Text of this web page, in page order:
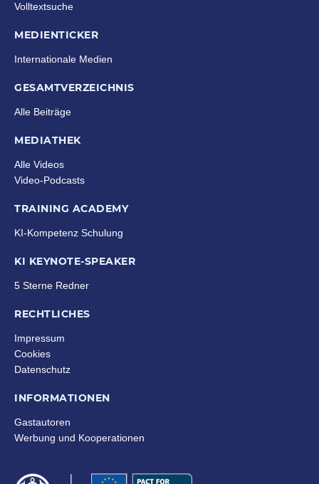
Volltextsuche
MEDIENTICKER
Internationale Medien
GESAMTVERZEICHNIS
Alle Beiträge
MEDIATHEK
Alle Videos
Video-Podcasts
TRAINING ACADEMY
KI-Kompetenz Schulung
KI KEYNOTE-SPEAKER
5 Sterne Redner
RECHTLICHES
Impressum
Cookies
Datenschutz
INFORMATIONEN
Gastautoren
Werbung und Kooperationen